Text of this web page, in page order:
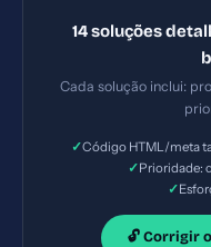
14 soluções
Cada solução inclui:
✓Código HTML/meta
✓Prioridade:
✓
🔓 Corrigir